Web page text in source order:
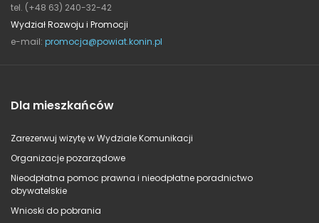
tel. (+48 63) 240-32-42
Wydział Rozwoju i Promocji
e-mail: promocja@powiat.konin.pl
Dla mieszkańców
Zarezerwuj wizytę w Wydziale Komunikacji
Organizacje pozarządowe
Nieodpłatna pomoc prawna i nieodpłatne poradnictwo
obywatelskie
Wnioski do pobrania